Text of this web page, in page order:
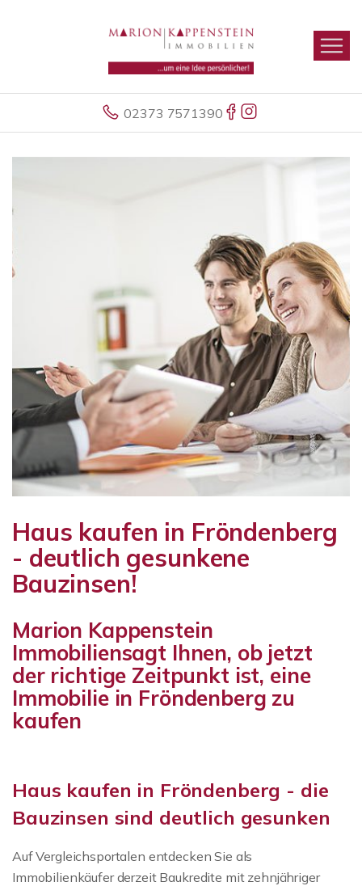
02373 7571390
Haus kaufen in Fröndenberg
- deutlich gesunkene
Bauzinsen!
Marion Kappenstein
Immobiliensagt Ihnen, ob jetzt
der richtige Zeitpunkt ist, eine
Immobilie in Fröndenberg zu
kaufen
Haus kaufen in Fröndenberg - die
Bauzinsen sind deutlich gesunken
Auf Vergleichsportalen entdecken Sie als
Immobilienkäufer derzeit Baukredite mit zehnjähriger